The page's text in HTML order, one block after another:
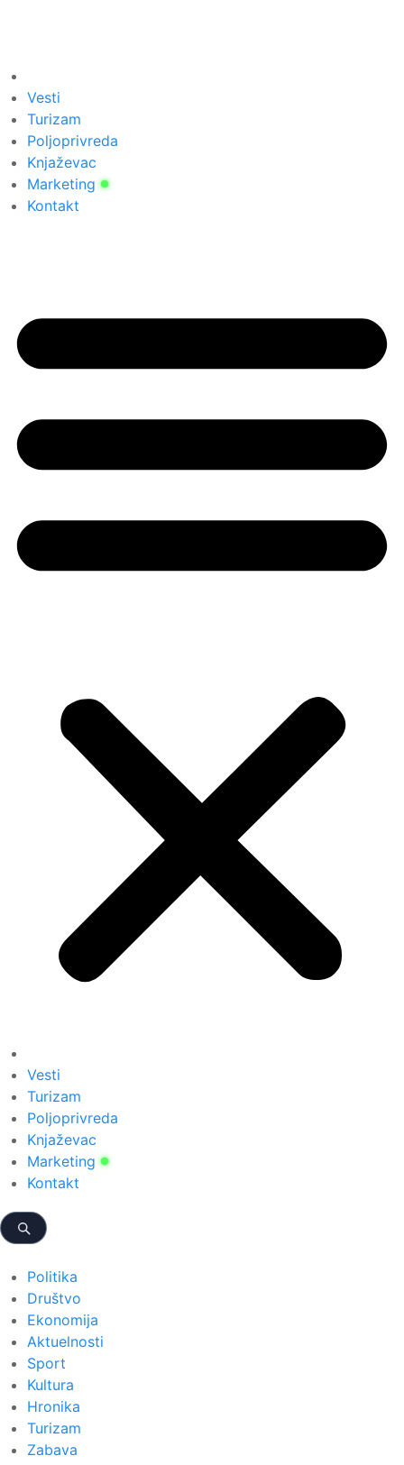
Vesti
Turizam
Poljoprivreda
Knjaževac
Marketing
Kontakt
Vesti
Turizam
Poljoprivreda
Knjaževac
Marketing
Kontakt
Politika
Društvo
Ekonomija
Aktuelnosti
Sport
Kultura
Hronika
Turizam
Zabava